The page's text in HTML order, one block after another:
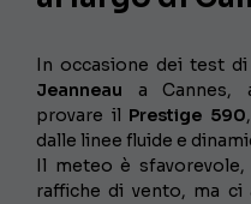
In occasione dei test di
Jeanneau a Cannes,
provare il Prestige 590
dalle linee fluide e
Il meteo è
raffiche di vento, ma